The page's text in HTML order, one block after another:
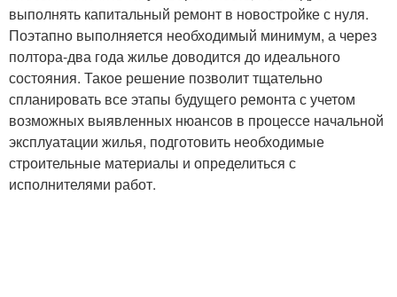
выполнять капитальный ремонт в новостройке с нуля.
Поэтапно выполняется необходимый минимум, а через
полтора-два года жилье доводится до идеального
состояния. Такое решение позволит тщательно
спланировать все этапы будущего ремонта с учетом
возможных выявленных нюансов в процессе начальной
эксплуатации жилья, подготовить необходимые
строительные материалы и определиться с
исполнителями работ.